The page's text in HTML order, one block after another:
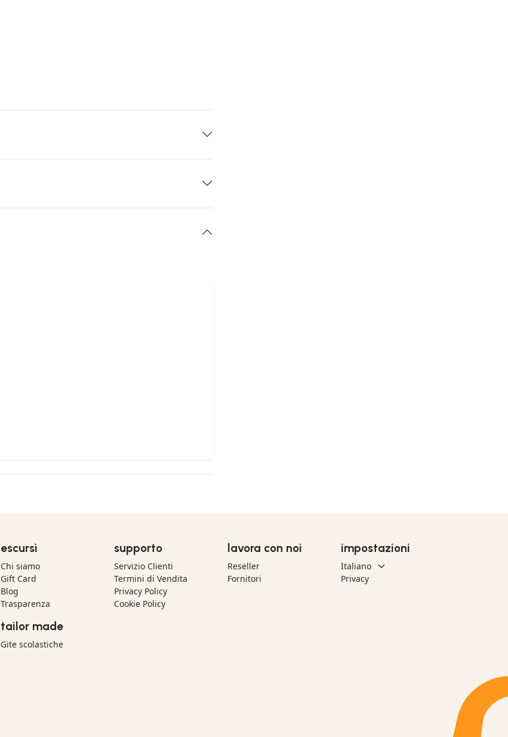
escursì
Chi siamo
Gift Card
Blog
Trasparenza
tailor made
Gite scolastiche
supporto
Servizio Clienti
Termini di Vendita
Privacy Policy
Cookie Policy
lavora con noi
Reseller
Fornitori
impostazioni
Privacy